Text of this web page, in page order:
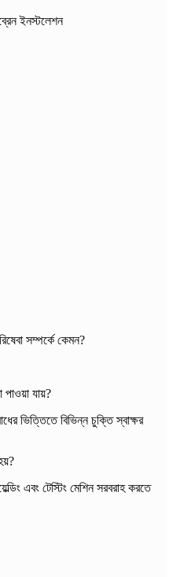
ইনস্টলেশন
সম্পর্কে কেমন?
যায়?
ভিত্তিতে বিভিন্ন চুক্তি স্বাক্ষর
এবং টেস্টিং মেশিন সরবরাহ করতে